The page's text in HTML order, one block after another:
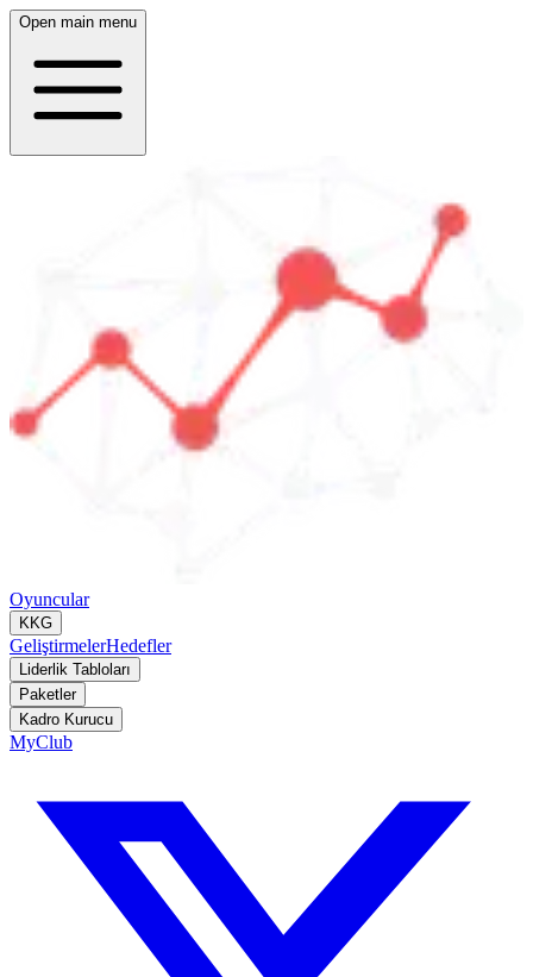
Open main menu
Oyuncular
KKG
GeliştirmelerHedefler
Liderlik Tabloları
Paketler
Kadro Kurucu
MyClub